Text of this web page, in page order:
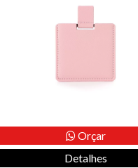
Orçar
Detalhes